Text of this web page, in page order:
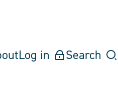
Log in Search